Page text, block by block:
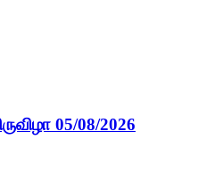
05/08/2026